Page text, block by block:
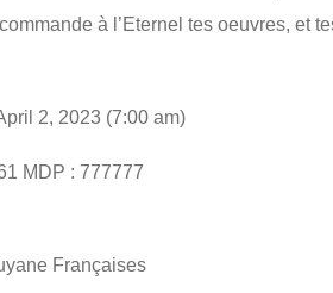
à l’Eternel tes oeuvres, et
2, 2023 (7:00 am)
MDP : 777777